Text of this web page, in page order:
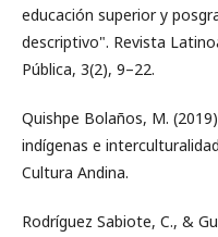
educación superior y
descriptivo". Revista
Pública, 3(2), 9–22.
Quishpe Bolaños, M.
indígenas e
Cultura Andina.
Rodríguez Sabiote, C., &